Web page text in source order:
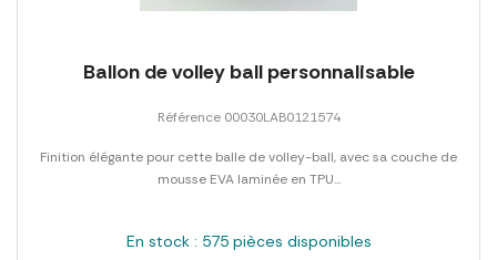
Ballon de volley ball personnalisable
Référence 00030LAB0121574
Finition élégante pour cette balle de volley-ball, avec sa couche de
mousse EVA laminée en TPU...
En stock : 575 pièces disponibles